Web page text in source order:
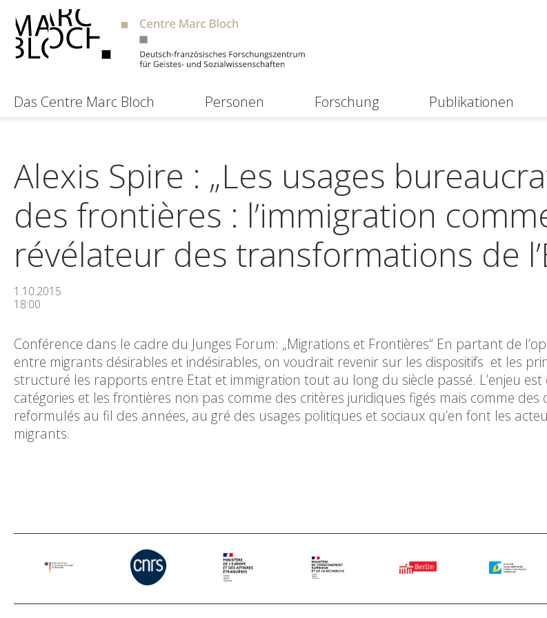
Das Centre Marc Bloch Personen Forschung Publikationen
Alexis Spire : „Les usages
des frontières : l’immigration
révélateur des transformations de
1.10.2015
18:00
Conférence dans le cadre du Junges Forum: „Migrations et Frontières“ En partant de
entre migrants désirables et indésirables, on voudrait revenir sur les dispositifs et les
structuré les rapports entre Etat et immigration tout au long du siècle passé. L’enjeu est
catégories et les frontières non pas comme des critères juridiques figés mais comme des
reformulés au fil des années, au gré des usages politiques et sociaux qu’en font les
migrants.